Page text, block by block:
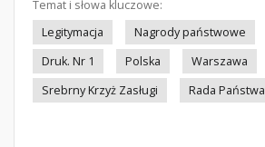
Temat i słowa kluczowe:
Legitymacja
Nagrody państwowe
Druk. Nr 1
Polska Warszawa
Srebrny Krzyż Zasługi
Rada Państwa